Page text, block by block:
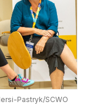
Pastryk/SCWO